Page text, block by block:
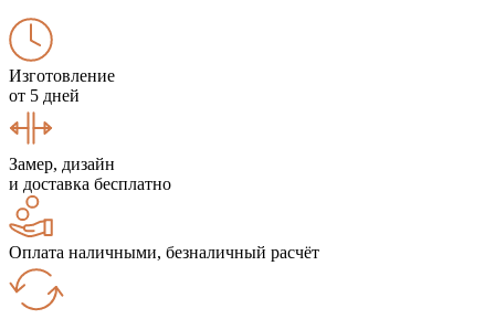
Изготовление
от 5 дней
Замер, дизайн
и доставка бесплатно
Оплата наличными, безналичный расчёт